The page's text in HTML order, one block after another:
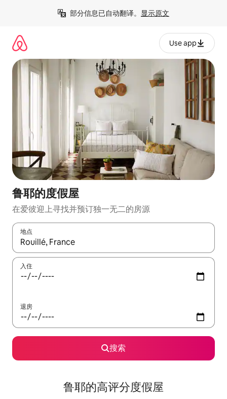
部分信息已自动翻译。 显示原文
Use app
鲁耶的度假屋
在爱彼迎上寻找并预订独一无二的房源
地点
如有搜索结果，请使用上下方向键查看，或通过点击或滑动手势
入住
退房
搜索
鲁耶的高评分度假屋